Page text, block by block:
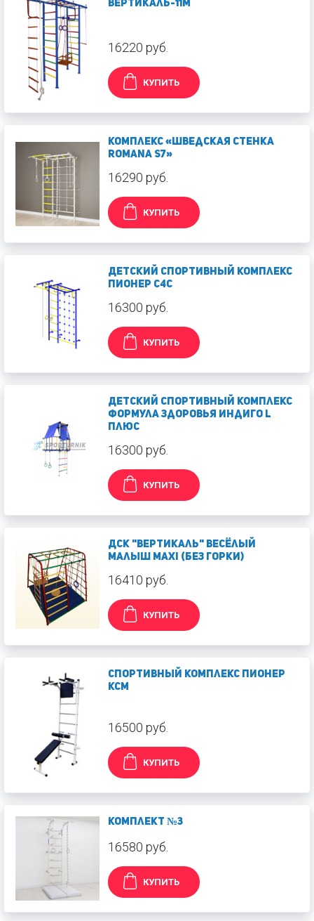
Вертикаль-11М
16220 руб.
КУПИТЬ
Комплекс «Шведская стенка
ROMANA S7»
16290 руб.
КУПИТЬ
Детский спортивный комплекс
Пионер С4С
16300 руб.
КУПИТЬ
Детский спортивный комплекс
Формула здоровья Индиго L
Плюс
16300 руб.
КУПИТЬ
ДСК "Вертикаль" Весёлый
Малыш МАXI (без горки)
16410 руб.
КУПИТЬ
Спортивный комплекс Пионер
КСМ
16500 руб.
КУПИТЬ
Комплект №3
16580 руб.
КУПИТЬ